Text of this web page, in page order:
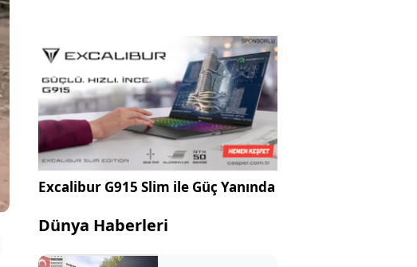
Excalibur G915 Slim ile Güç Yanında
Dünya Haberleri